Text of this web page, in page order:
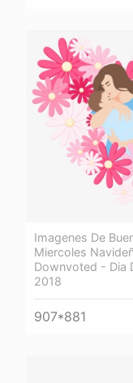
Imagenes De
Miercoles
Downvoted - Dia
2018
907*881